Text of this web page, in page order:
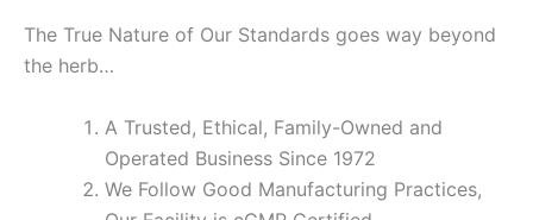
The True Nature of Our Standards goes way beyond
the herb…
A Trusted, Ethical, Family-Owned and
Operated Business Since 1972
We Follow Good Manufacturing Practices,